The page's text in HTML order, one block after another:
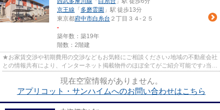
京王線 「 多磨霊園 」駅 徒歩13分
東京都府中市白糸台 ２丁目３４-２５
-
築年数：築19年
階数：2階建
★お家賃交渉や初期費用の交渉などもお気軽にご相談ください♪地域の不動産会社
との情報共有により、インターネット掲載物件のほぼ全てがご紹介可能です♪当店
現在空室情報がありません。
アプリコット・サンハイムへのお問い合わせはこちら